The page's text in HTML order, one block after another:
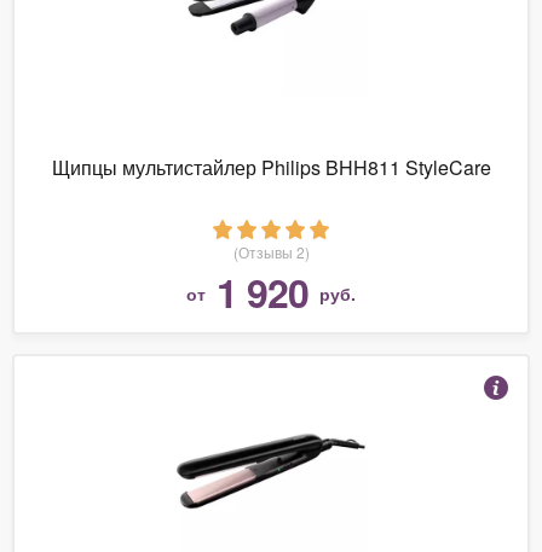
Щипцы мультистайлер Philips BHH811 StyleCare
(Отзывы 2)
от 1 920 руб.